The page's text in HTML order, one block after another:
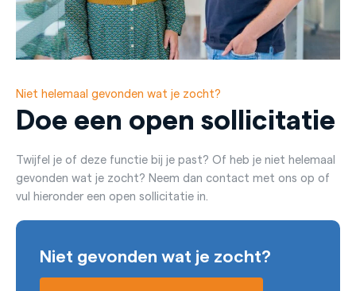
Niet helemaal gevonden wat je zocht?
Doe een open sollicitatie
Twijfel je of deze functie bij je past? Of heb je niet helemaal
gevonden wat je zocht? Neem dan contact met ons op of
vul hieronder een open sollicitatie in.
Niet gevonden wat je zocht?